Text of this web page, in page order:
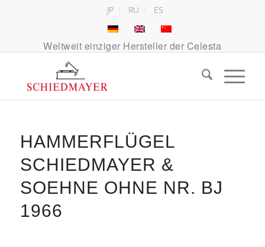
JP RU ES
Weltweit einziger Hersteller der Celesta
HAMMERFLÜGEL
SCHIEDMAYER &
SOEHNE OHNE NR. BJ
1966